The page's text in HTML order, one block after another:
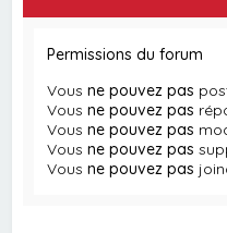
Permissions du forum
Vousne pouvez pas
Vousne pouvez pas
Vousne pouvez pas
Vousne pouvez pas
Vousne pouvez pas